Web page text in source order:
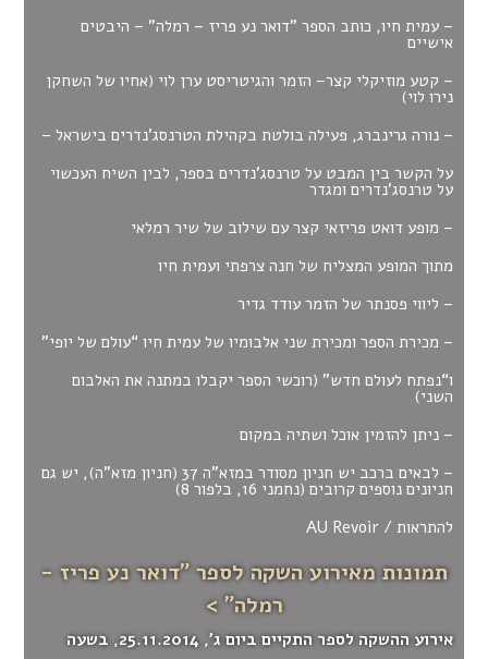
– עמית חיו, כותב הספר "דואר נע פריז – רמלה" – היבטים
אישיים
– קטע מוזיקלי קצר– הזמר והגיטריסט ערן לוי (אחיו של השחקן
נירו לוי)
– נורה גרינברג, פעילה בולטת בקהילת הטרנסג'נדרים בישראל –
על הקשר בין המבט על טרנסג'נדרים בספר, לבין השיח העכשוי
על טרנסג'נדרים ומגדר
– מופע דואט פריזאי קצר עם שילוב של שיר רמלאי
מתוך המופע המצליח של חנה צרפתי ועמית חיו
– ליווי פסנתר של הזמר עודד גדיר
– מכירת הספר ומכירת שני אלבומיו של עמית חיו “עולם של יופי”
ו“נפתח לעולם חדש” (רוכשי הספר יקבלו במתנה את האלבום
השני)
– ניתן להזמין אוכל ושתיה במקום
– לבאים ברכב יש חניון מסודר במזא”ה 37 (חניון מזא”ה), יש גם
חניונים נוספים קרובים (נחמני 16, בלפור 8)
להתראות / AU Revoir
תמונות מאירוע השקה לספר "דואר נע פריז -
רמלה" >
אירוע ההשקה לספר התקיים ביום ג', 25.11.2014, בשעה